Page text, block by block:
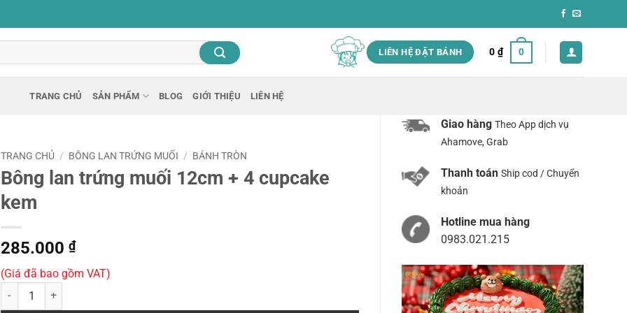
LIÊN HỆ ĐẶT BÁNH 0 ₫ 0
TRANG CHỦ SẢN PHẨM BLOG GIỚI THIỆU LIÊN HỆ
Giao hàng Theo App dịch vụ
Ahamove, Grab
Thanh toán Ship cod / Chuyển
khoản
Hotline mua hàng
0983.021.215
TRANG CHỦ / BÔNG LAN TRỨNG MUỐI / BÁNH TRÒN
Bông lan trứng muối 12cm + 4 cupcake
kem
285.000₫
(Giá đã bao gồm VAT)
Bông lan trứng muối 12cm + 4 cupcake kem số lượng